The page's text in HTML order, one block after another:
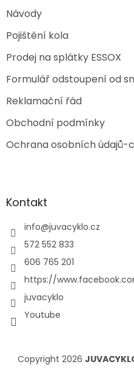
Návody
Pojištění kola
Prodej na splátky ESSOX
Formulář odstoupení od
Reklamační řád
Obchodní podmínky
Ochrana osobních údajů-
Kontakt
info@juvacyklo.cz
572 552 833
606 765 201
https://
juvacyklo
Youtube
Copyright 2026